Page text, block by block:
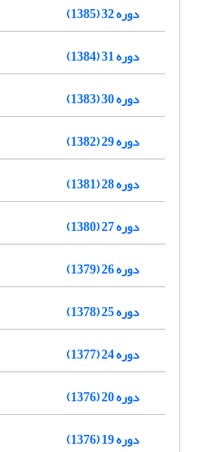
دوره 32 (1385)
دوره 31 (1384)
دوره 30 (1383)
دوره 29 (1382)
دوره 28 (1381)
دوره 27 (1380)
دوره 26 (1379)
دوره 25 (1378)
دوره 24 (1377)
دوره 20 (1376)
دوره 19 (1376)